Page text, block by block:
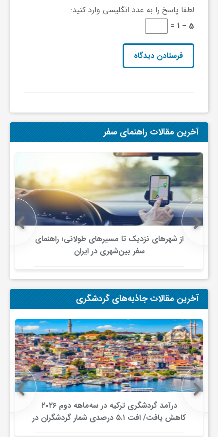
ص
لطفا پاسخ را به عدد انگلیسی وارد کنید:
5 − 1 =
آخرین مقالات راهنمای سفر
از شهرهای نزدیک تا مسیرهای طولانی؛ راهنمای
سفر بین‌شهری در ایران
آخرین مقالات جاذبه‌های گردشگری
درآمد گردشگری ترکیه در سه‌ماهه دوم ۲۰۲۶
کاهش یافت/ افت ۵.۱ درصدی شمار گردشگران در
برابر افزایش هزینه‌کرد